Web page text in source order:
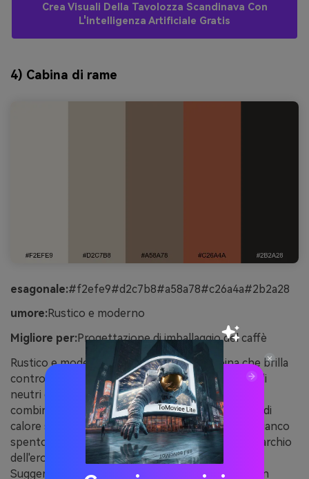
Crea Visuali Della Tavolozza Scandinava Con
L'intelligenza Artificiale Gratis
4) Cabina di rame
esagonale:#f2efe9#d2c7b8#a58a78#c26a4a#2b2a28
umore:Rustico e moderno
Migliore per:Progettazione di imballaggio del caffè
Rustico e moderno come una stufa da cabina che brilla
contro il legno pallido, questo set bilancia i morbidi
neutri con un colpo di rame sicuro. È ideale per
combinazioni di colori scandinavi che necessitano di
calore senza perdere il minimalismo. Lascia che il bianco
spento porti l'etichetta, quindi usa il rame per il marchio
dell'eroe e un singolo distintivo di chiamata.
Suggerimento di utilizzo: stampare il rame come un